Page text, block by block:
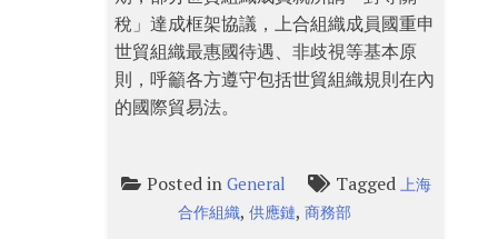
稅」達成框架協議，上合組織成員國重申
世貿組織最惠國待遇、非歧視等基本原
則，呼籲各方遵守包括世貿組織規則在內
的國際貿易法。
Posted in General Tagged 上海
合作組織,供應鏈,商務部